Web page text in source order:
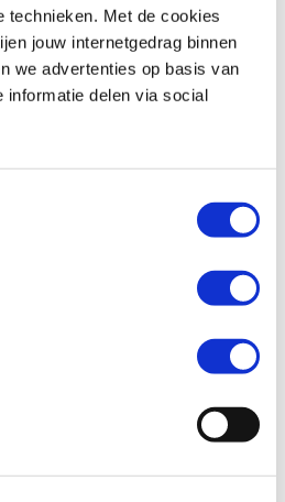
technieken. Met de cookies
jouw internetgedrag binnen
we advertenties op basis van
informatie delen via social
voor borst, ribben, rug en
Air® 5, het lichtste Tech-Air®-systeem
met een ultraslanke pasvorm.